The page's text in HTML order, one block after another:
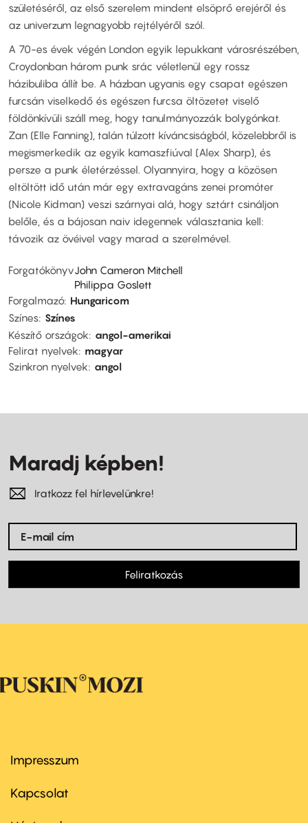
születéséről, az első szerelem mindent elsöprő erejéről és
az univerzum legnagyobb rejtélyéről szól.
A 70-es évek végén London egyik lepukkant városrészében,
Croydonban három punk srác véletlenül egy rossz
házibuliba állít be. A házban ugyanis egy csapat egészen
furcsán viselkedő és egészen furcsa öltözetet viselő
földönkívüli száll meg, hogy tanulmányozzák bolygónkat.
Zan (Elle Fanning), talán túlzott kíváncsiságból, közelebbről is
megismerkedik az egyik kamaszfiúval (Alex Sharp), és
persze a punk életérzéssel. Olyannyira, hogy a közösen
eltöltött idő után már egy extravagáns zenei promóter
(Nicole Kidman) veszi szárnyai alá, hogy sztárt csináljon
belőle, és a bájosan naiv idegennek választania kell:
távozik az övéivel vagy marad a szerelmével.
ForgatókönyvJohn Cameron Mitchell
Philippa Goslett
Forgalmazó Hungaricom
Színes Színes
Készítő országok
angol-amerikai
Felirat nyelvek
magyar
Szinkron nyelvek
angol
Maradj képben!
Iratkozz fel hírlevelünkre!
Feliratkozás
Footer
first
Impresszum
Kapcsolat